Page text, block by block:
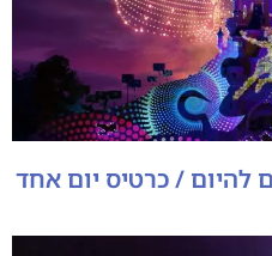
להיום / כרטיס יום אחד